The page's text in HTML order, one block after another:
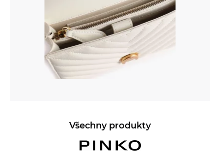
Všechny produkty